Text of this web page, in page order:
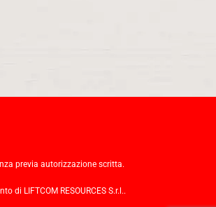
previa autorizzazione scritta.
LIFTCOM RESOURCES S.r.l..